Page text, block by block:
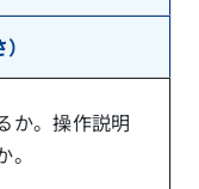
か。操作説明